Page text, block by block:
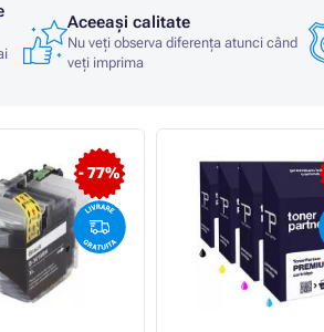
Aceeași calitate
Nu veți observa diferența atunci când
veți imprima
- 77%